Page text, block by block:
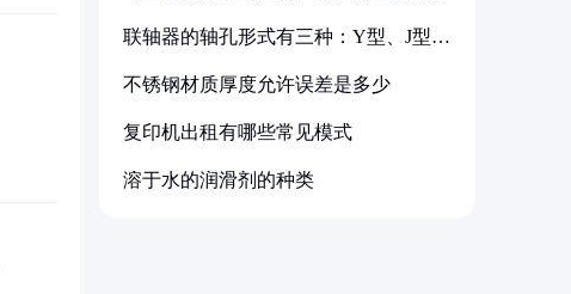
联轴器的轴孔形式有三种：Y型、J型、
不锈钢材质厚度允许误差是多少
复印机出租有哪些常见模式
溶于水的润滑剂的种类